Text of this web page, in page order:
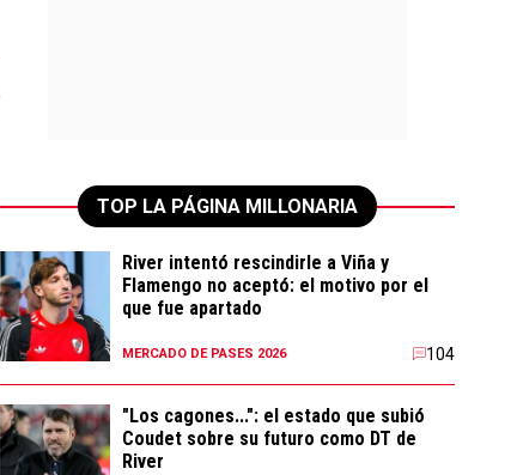
TOP LA PÁGINA MILLONARIA
River intentó rescindirle a Viña y
Flamengo no aceptó: el motivo por el
que fue apartado
MERCADO DE PASES 2026 104
"Los cagones...": el estado que subió
Coudet sobre su futuro como DT de
River